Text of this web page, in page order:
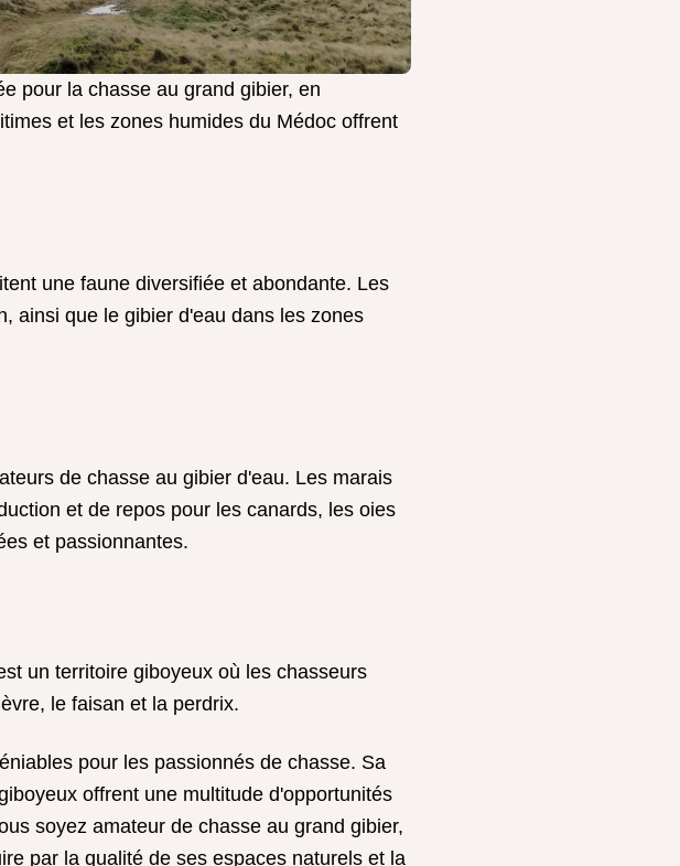
pour la chasse au grand gibier, en
et les zones humides du Médoc offrent
une faune diversifiée et abondante. Les
ainsi que le gibier d'eau dans les zones
de chasse au gibier d'eau. Les marais
et de repos pour les canards, les oies
et passionnantes.
un territoire giboyeux où les chasseurs
le faisan et la perdrix.
pour les passionnés de chasse. Sa
offrent une multitude d'opportunités
soyez amateur de chasse au grand gibier,
par la qualité de ses espaces naturels et la